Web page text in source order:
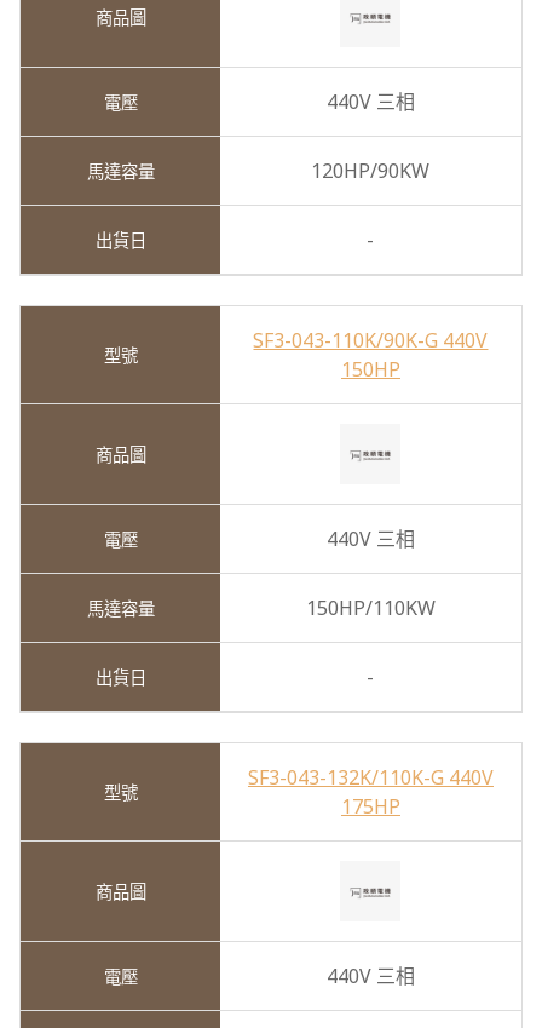
440V 三相
120HP/90KW
-
SF3-043-110K/90K-G 440V
150HP
440V 三相
150HP/110KW
-
SF3-043-132K/110K-G 440V
175HP
440V 三相